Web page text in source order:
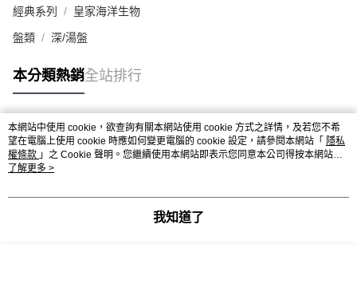
經典系列 皇家海洋生物
盤類 深/湯盤
本分類熱銷全站排行
熱門標籤
本網站中使用 cookie，欲查詢有關本網站使用 cookie 方式之詳情，及若您不希
望在電腦上使用 cookie 時應如何變更電腦的 cookie 設定，請參閱本網站「 隱私
權條款 」之 Cookie 聲明。您繼續使用本網站即表示您同意本公司得按本網站使
用條款之 Cookie 聲明使用 cookie。
了解更多 >
我知道了